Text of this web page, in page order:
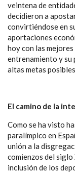
veintena de
decidieron a
convirtiéndose en
aportaciones
hoy con las
entrenamiento y su
altas metas
El camino de la
Como se ha visto
paralímpico en
unión a la
comienzos del siglo
inclusión de los